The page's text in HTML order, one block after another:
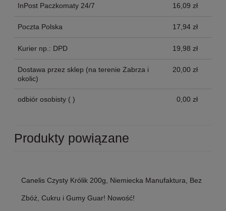
InPost Paczkomaty 24/7 16,09 zł
Poczta Polska 17,94 zł
Kurier np.: DPD 19,98 zł
Dostawa przez sklep (na terenie Zabrza i
okolic)
20,00 zł
odbiór osobisty ( ) 0,00 zł
Produkty powiązane
Canelis Czysty Królik 200g, Niemiecka Manufaktura, Bez
Zbóż, Cukru i Gumy Guar! Nowość!